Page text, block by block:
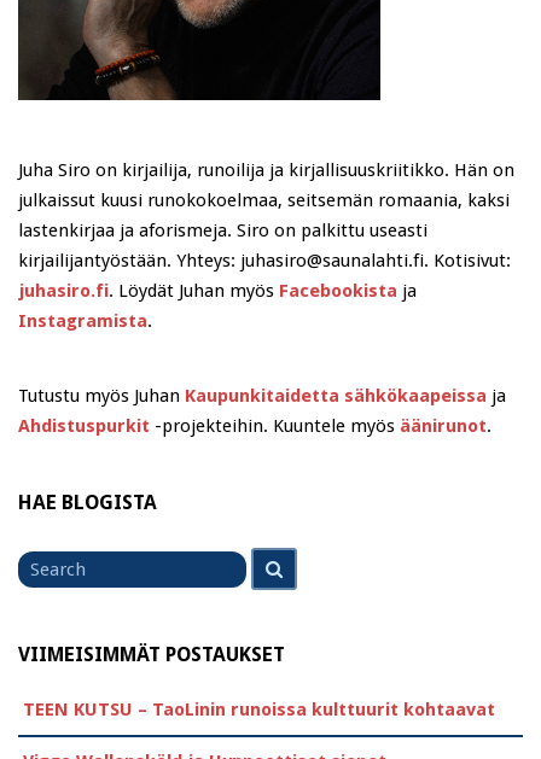
Juha Siro on kirjailija, runoilija ja kirjallisuuskriitikko. Hän on
julkaissut kuusi runokokoelmaa, seitsemän romaania, kaksi
lastenkirjaa ja aforismeja. Siro on palkittu useasti
kirjailijantyöstään. Yhteys: juhasiro@saunalahti.fi. Kotisivut:
juhasiro.fi. Löydät Juhan myös Facebookista ja
Instagramista.
Tutustu myös Juhan Kaupunkitaidetta sähkökaapeissa ja
Ahdistuspurkit -projekteihin. Kuuntele myös äänirunot.
HAE BLOGISTA
Search
for
VIIMEISIMMÄT POSTAUKSET
TEEN KUTSU – TaoLinin runoissa kulttuurit kohtaavat